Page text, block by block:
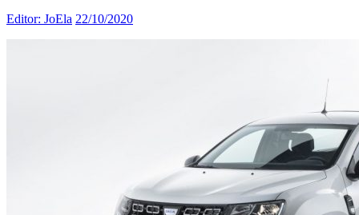
Editor: JoEla 22/10/2020